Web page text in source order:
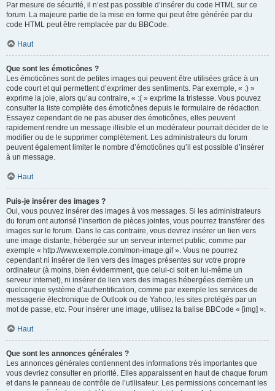
Par mesure de sécurité, il n’est pas possible d’insérer du code HTML sur ce
forum. La majeure partie de la mise en forme qui peut être générée par du
code HTML peut être remplacée par du BBCode.
Haut
Que sont les émoticônes ?
Les émoticônes sont de petites images qui peuvent être utilisées grâce à un
code court et qui permettent d’exprimer des sentiments. Par exemple, « :) »
exprime la joie, alors qu’au contraire, « :( » exprime la tristesse. Vous pouvez
consulter la liste complète des émoticônes depuis le formulaire de rédaction.
Essayez cependant de ne pas abuser des émoticônes, elles peuvent
rapidement rendre un message illisible et un modérateur pourrait décider de le
modifier ou de le supprimer complètement. Les administrateurs du forum
peuvent également limiter le nombre d’émoticônes qu’il est possible d’insérer
à un message.
Haut
Puis-je insérer des images ?
Oui, vous pouvez insérer des images à vos messages. Si les administrateurs
du forum ont autorisé l’insertion de pièces jointes, vous pourrez transférer des
images sur le forum. Dans le cas contraire, vous devrez insérer un lien vers
une image distante, hébergée sur un serveur internet public, comme par
exemple « http://www.exemple.com/mon-image.gif ». Vous ne pourrez
cependant ni insérer de lien vers des images présentes sur votre propre
ordinateur (à moins, bien évidemment, que celui-ci soit en lui-même un
serveur internet), ni insérer de lien vers des images hébergées derrière un
quelconque système d’authentification, comme par exemple les services de
messagerie électronique de Outlook ou de Yahoo, les sites protégés par un
mot de passe, etc. Pour insérer une image, utilisez la balise BBCode « [img] ».
Haut
Que sont les annonces générales ?
Les annonces générales contiennent des informations très importantes que
vous devriez consulter en priorité. Elles apparaissent en haut de chaque forum
et dans le panneau de contrôle de l’utilisateur. Les permissions concernant les